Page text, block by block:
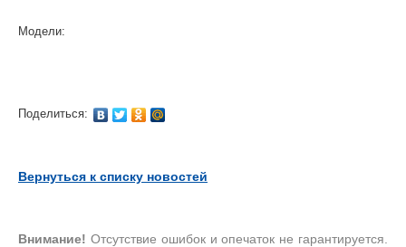
Модели:
Поделиться:
Вернуться к списку новостей
Внимание! Отсутствие ошибок и опечаток не гарантируется.